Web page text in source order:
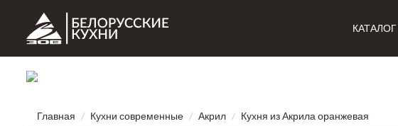
КАТАЛОГ
Главная Кухни современные Акрил Кухня из Акрила оранжевая